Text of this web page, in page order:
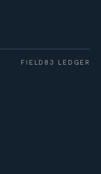
FIELD83 LEDGER